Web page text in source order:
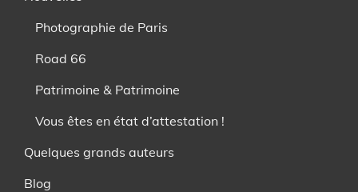
Photographie de Paris
Road 66
Patrimoine & Patrimoine
Vous êtes en état d’attestation !
Quelques grands auteurs
Blog